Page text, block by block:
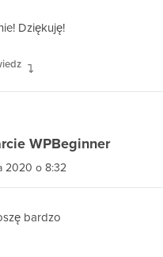
Dziękuję!
WPBeginner
2020 o 8:32
bardzo